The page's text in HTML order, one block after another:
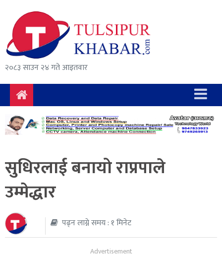
२०८३ साउन २४ गते आइतवार
समाचार
राजनीति
सुरक्षा/
अपराध
दुर्घटना
विचार
अर्थ
संवाद
मनोरञ्जन
सुधिरलाई बनायो राप्रपाले
उम्मेद्धार
पढ्न लाग्ने समय : १ मिनेट